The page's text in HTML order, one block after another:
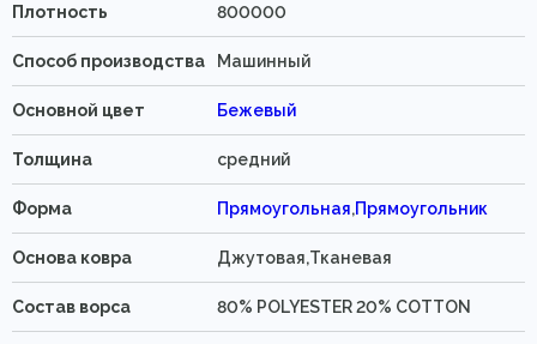
Плотность 800000
Способ производства Машинный
Основной цвет Бежевый
Толщина средний
Форма Прямоугольная,Прямоугольник
Основа ковра Джутовая,Тканевая
Состав ворса 80% POLYESTER 20% COTTON